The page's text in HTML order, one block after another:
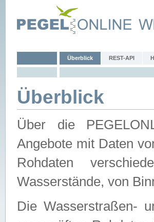
Überblick REST-API
Überblick
Über die
Angebote mit Daten
Rohdaten
Wasserstände, von
Die Wasserstraßen-